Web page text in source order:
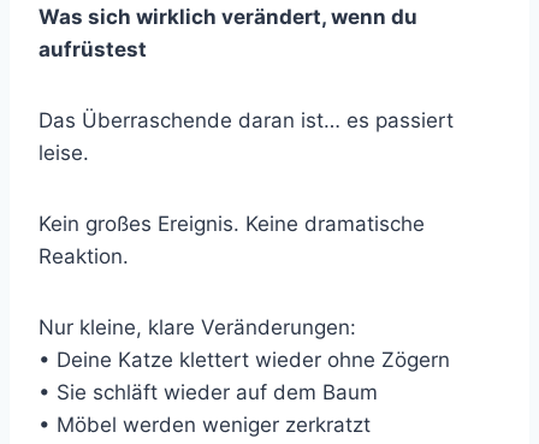
Was sich wirklich verändert, wenn du
aufrüstest
Das Überraschende daran ist… es passiert
leise.
Kein großes Ereignis. Keine dramatische
Reaktion.
Nur kleine, klare Veränderungen:
• Deine Katze klettert wieder ohne Zögern
• Sie schläft wieder auf dem Baum
• Möbel werden weniger zerkratzt